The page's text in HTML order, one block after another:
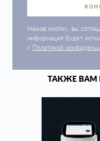
Нажав кнопку, вы
информация будет
с Политикой
ТАКЖЕ ВАМ